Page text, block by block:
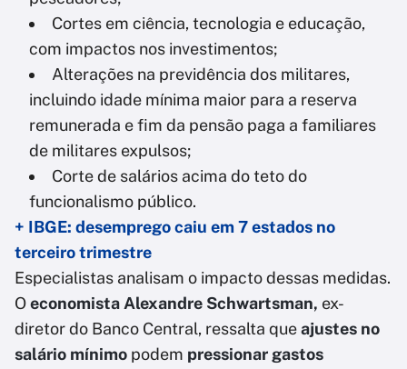
Cortes em ciência, tecnologia e educação,
com impactos nos investimentos;
Alterações na previdência dos militares,
incluindo idade mínima maior para a reserva
remunerada e fim da pensão paga a familiares
de militares expulsos;
Corte de salários acima do teto do
funcionalismo público.
+ IBGE: desemprego caiu em 7 estados no
terceiro trimestre
Especialistas analisam o impacto dessas medidas.
Oeconomista Alexandre Schwartsman, ex-
diretor do Banco Central, ressalta queajustes no
salário mínimo podem pressionar gastos